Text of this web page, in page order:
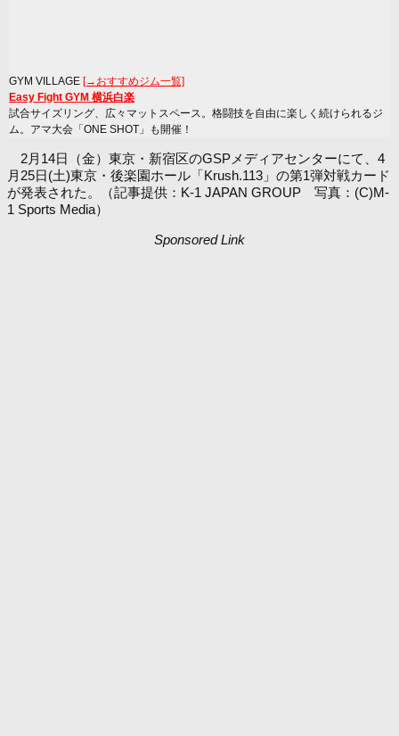
GYM VILLAGE [→おすすめジム一覧]
Easy Fight GYM 横浜白楽
試合サイズリング、広々マットスペース。格闘技を自由に楽しく続けられるジ
ム。アマ大会「ONE SHOT」も開催！
2月14日（金）東京・新宿区のGSPメディアセンターにて、4
月25日(土)東京・後楽園ホール「Krush.113」の第1弾対戦カード
が発表された。（記事提供：K-1 JAPAN GROUP 写真：(C)M-
1 Sports Media）
Sponsored Link